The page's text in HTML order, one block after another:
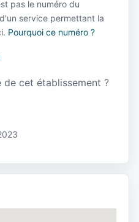
pas le numéro du
service permettant la
Pourquoi ce numéro ?
cet établissement ?